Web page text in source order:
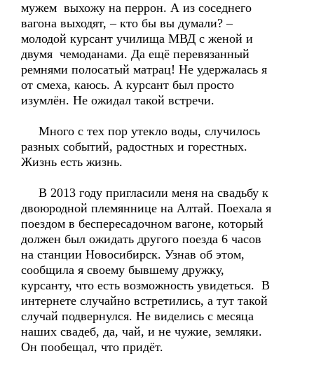
мужем выхожу на перрон. А из соседнего
вагона выходят, – кто бы вы думали? –
молодой курсант училища МВД с женой и
двумя чемоданами. Да ещё перевязанный
ремнями полосатый матрац! Не удержалась я
от смеха, каюсь. А курсант был просто
изумлён. Не ожидал такой встречи.
Много с тех пор утекло воды, случилось
разных событий, радостных и горестных.
Жизнь есть жизнь.
В 2013 году пригласили меня на свадьбу к
двоюродной племяннице на Алтай. Поехала я
поездом в беспересадочном вагоне, который
должен был ожидать другого поезда 6 часов
на станции Новосибирск. Узнав об этом,
сообщила я своему бывшему дружку,
курсанту, что есть возможность увидеться. В
интернете случайно встретились, а тут такой
случай подвернулся. Не виделись с месяца
наших свадеб, да, чай, и не чужие, земляки.
Он пообещал, что придёт.